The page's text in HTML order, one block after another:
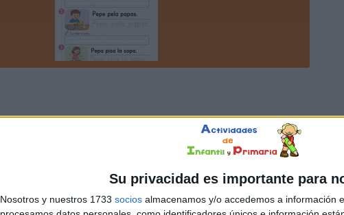
Su privacidad es importante para
Nosotros y nuestros 1733 socios almacenamos y/o accedemos a información